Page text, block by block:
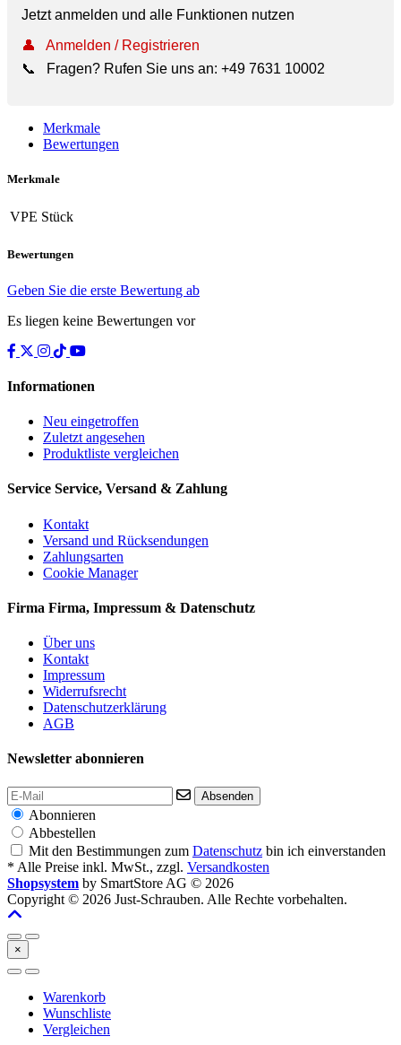
Jetzt anmelden und alle Funktionen nutzen
👤
Anmelden / Registrieren
📞
Fragen? Rufen Sie uns an: +49 7631 10002
Merkmale
Bewertungen
Merkmale
VPE Stück
Bewertungen
Geben Sie die erste Bewertung ab
Es liegen keine Bewertungen vor
Informationen
Neu eingetroffen
Zuletzt angesehen
Produktliste vergleichen
Service Service, Versand & Zahlung
Kontakt
Versand und Rücksendungen
Zahlungsarten
Cookie Manager
Firma Firma, Impressum & Datenschutz
Über uns
Kontakt
Impressum
Widerrufsrecht
Datenschutzerklärung
AGB
Newsletter abonnieren
Absenden
Abonnieren
Abbestellen
Mit den Bestimmungen zum Datenschutz bin ich einverstanden
* Alle Preise inkl. MwSt., zzgl. Versandkosten
Shopsystem by SmartStore AG © 2026
Copyright © 2026 Just-Schrauben. Alle Rechte vorbehalten.
×
Warenkorb
Wunschliste
Vergleichen